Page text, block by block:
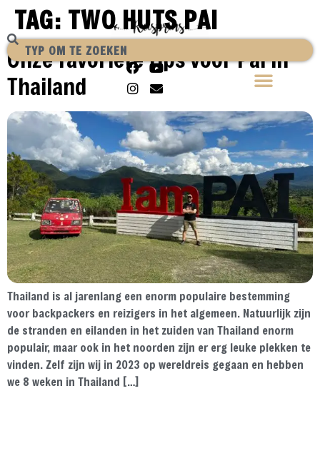
TAG: TWO HUTS PAI
Onze favoriete tips voor Pai in
Thailand
Thailand is al jarenlang een enorm populaire bestemming
voor backpackers en reizigers in het algemeen. Natuurlijk zijn
de stranden en eilanden in het zuiden van Thailand enorm
populair, maar ook in het noorden zijn er erg leuke plekken te
vinden. Zelf zijn wij in 2023 op wereldreis gegaan en hebben
we 8 weken in Thailand […]